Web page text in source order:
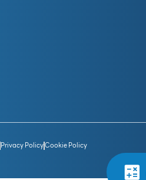
Privacy PolicyCookie Policy